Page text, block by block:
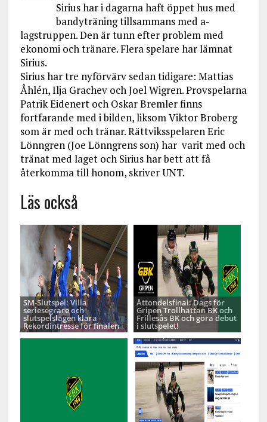
Sirius har i dagarna haft öppet hus med
bandyträning tillsammans med a-
lagstruppen. Den är tunn efter problem med
ekonomi och tränare. Flera spelare har lämnat
Sirius.
Sirius har tre nyförvärv sedan tidigare: Mattias
Åhlén, Ilja Grachev och Joel Wigren. Provspelarna
Patrik Eidenert och Oskar Bremler finns
fortfarande med i bilden, liksom Viktor Broberg
som är med och tränar. Rättviksspelaren Eric
Lönngren (Joe Lönngrens son) har varit med och
tränat med laget och Sirius har bett att få
återkomma till honom, skriver UNT.
Läs också
SM-Slutspel: Villa
seriesegrare och
slutspelslagen klara -
Rekordintresse för finalen
Åttondelsfinal: Dags för
Gripen Trollhättan BK och
Frillesås BK och göra debut
i slutspelet!